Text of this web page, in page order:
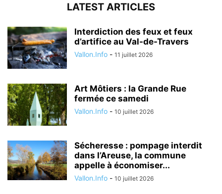
LATEST ARTICLES
Interdiction des feux et feux
d’artifice au Val-de-Travers
Vallon.Info - 11 juillet 2026
Art Môtiers : la Grande Rue
fermée ce samedi
Vallon.Info - 10 juillet 2026
Sécheresse : pompage interdit
dans l’Areuse, la commune
appelle à économiser...
Vallon.Info - 10 juillet 2026